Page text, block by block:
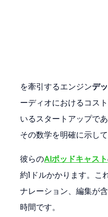
を牽引するエンジンデ
ーディオにおけるコス
いるスタートアップで
その数学を明確に示して
彼らのAIポッドキャスト
約1ドルかかります。こ
ナレーション、編集が
時間です。